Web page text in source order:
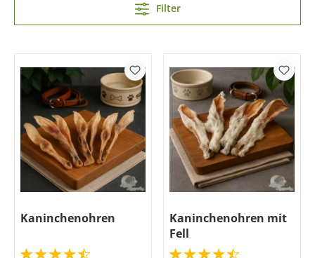
Filter
Kaninchenohren
Kaninchenohren mit
Fell